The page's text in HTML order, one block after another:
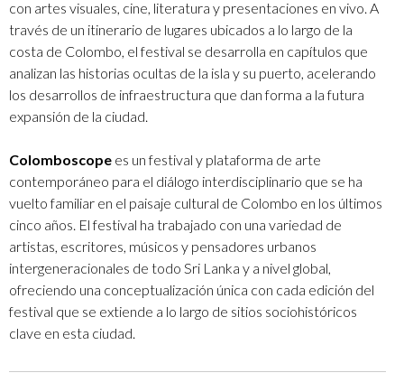
con artes visuales, cine, literatura y presentaciones en vivo. A
través de un itinerario de lugares ubicados a lo largo de la
costa de Colombo, el festival se desarrolla en capítulos que
analizan las historias ocultas de la isla y su puerto, acelerando
los desarrollos de infraestructura que dan forma a la futura
expansión de la ciudad.
Colomboscope es un festival y plataforma de arte
contemporáneo para el diálogo interdisciplinario que se ha
vuelto familiar en el paisaje cultural de Colombo en los últimos
cinco años. El festival ha trabajado con una variedad de
artistas, escritores, músicos y pensadores urbanos
intergeneracionales de todo Sri Lanka y a nivel global,
ofreciendo una conceptualización única con cada edición del
festival que se extiende a lo largo de sitios sociohistóricos
clave en esta ciudad.